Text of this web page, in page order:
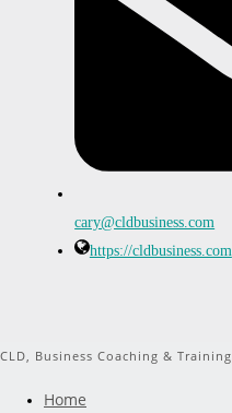
cary@cldbusiness.com
https://cldbusiness.com
CLD, Business Coaching & Training
Home